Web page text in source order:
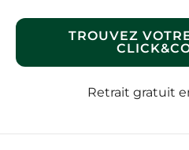
TROUVEZ
Retrait gratuit